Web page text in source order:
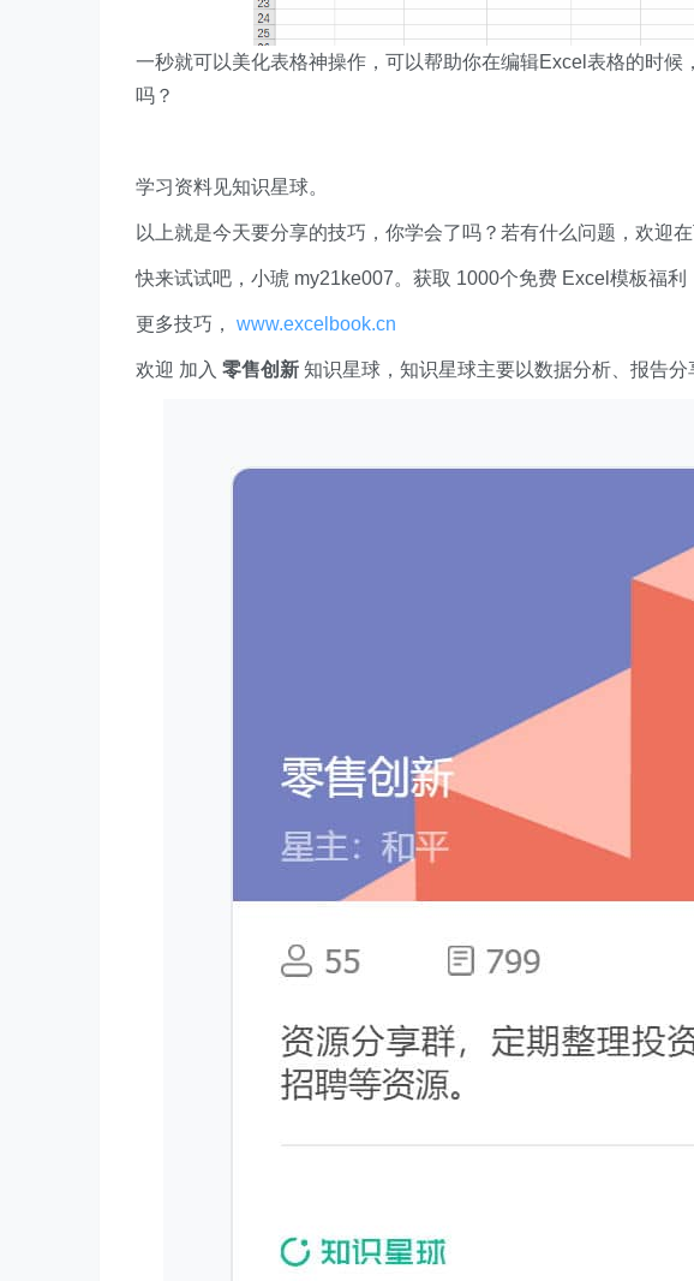
一秒就可以美化表格神操作，可以帮助你在编辑Excel表格的时
吗？
学习资料见知识星球。
以上就是今天要分享的技巧，你学会了吗？若有什么问题，欢迎在
快来试试吧，小琥 my21ke007。获取 1000个免费 Excel模板福利​​​​
更多技巧， www.excelbook.cn
欢迎 加入 零售创新 知识星球，知识星球主要以数据分析、报告分